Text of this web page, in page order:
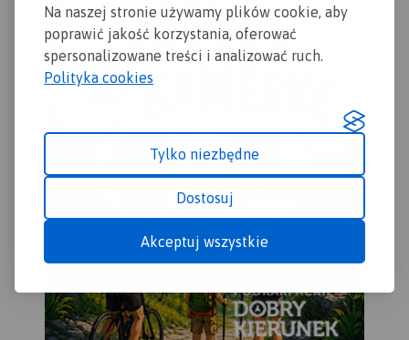
Na naszej stronie używamy plików cookie, aby
poprawić jakość korzystania, oferować
spersonalizowane treści i analizować ruch.
Polityka cookies
Tylko niezbędne
Dostosuj
Akceptuj wszystkie
dydaktycznych, łącznie z
kilometrażem.